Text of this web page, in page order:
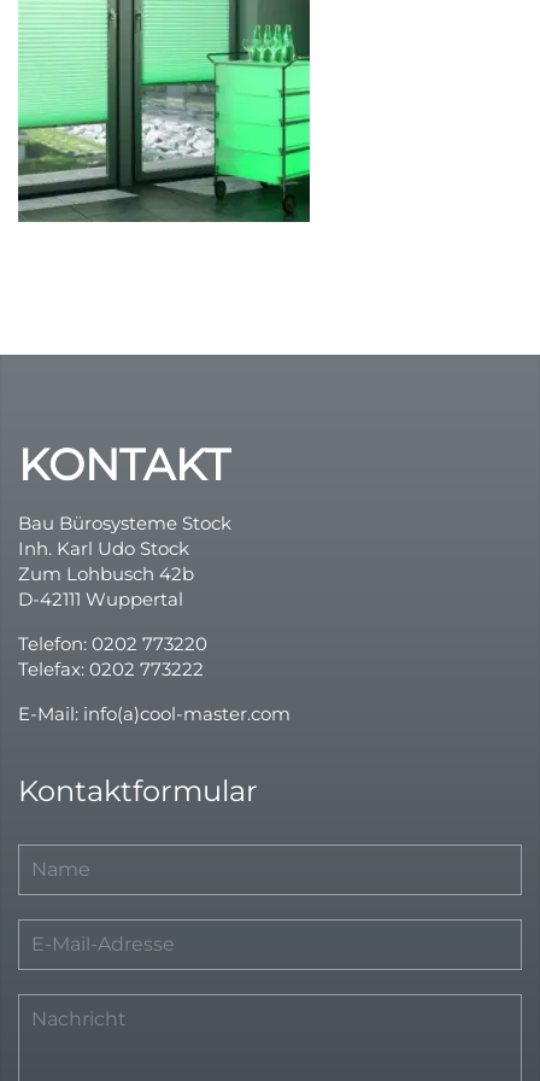
KONTAKT
Bau Bürosysteme Stock
Inh. Karl Udo Stock
Zum Lohbusch 42b
D-42111 Wuppertal
Telefon: 0202 773220
Telefax: 0202 773222
E-Mail: info(a)cool-master.com
Kontaktformular
Durchsicht
günstige Rollos
Sonnenschutz
Dachfensterrollos
Variable UV-B Energie !
Multirollo Video